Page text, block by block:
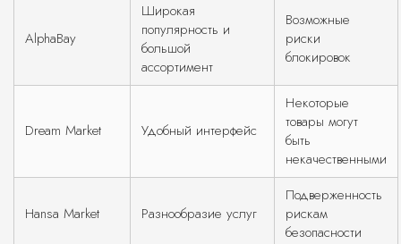
AlphaBay
Широкая
популярность и
большой
ассортимент
Возможные
риски
блокировок
Dream Market Удобный интерфейс
Некоторые
товары могут
быть
некачественными
Hansa Market Разнообразие услуг
Подверженность
рискам
безопасности